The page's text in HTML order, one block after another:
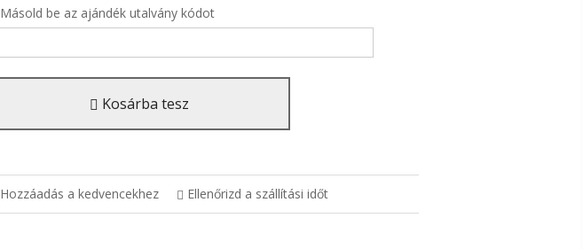
Másold be az ajándék utalvány kódot
Kosárba tesz
Hozzáadás a kedvencekhez Ellenőrizd a szállítási időt